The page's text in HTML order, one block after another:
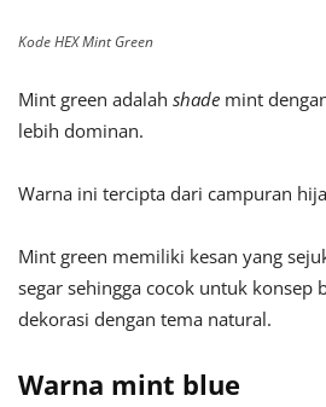
Kode HEX Mint Green
Mint green adalah shade mint
lebih dominan.
Warna ini tercipta dari campuran
Mint green memiliki kesan yang
segar sehingga cocok untuk konsep
dekorasi dengan tema natural.
Warna mint blue